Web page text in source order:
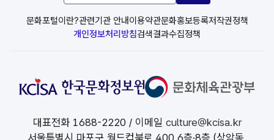
문화포털이란?관련기관 안내이용약관문화홍보등록저작권정책
개인정보처리방침검색결과수집정책
사
이
트
대표전화 1688-2220 / 이메일 culture@kcisa.kr
서울특별시 마포구 월드컵북로 400 6층·8층 (상암동,